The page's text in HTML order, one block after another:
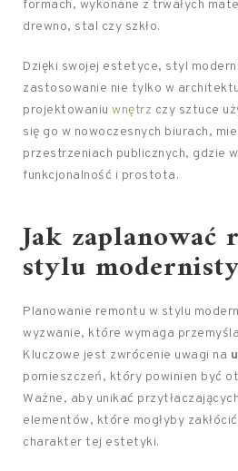
formach, wykonane z trwałych
drewno, stal czy szkło.
Dzięki swojej estetyce, styl
zastosowanie nie tylko w
projektowaniu wnętrz czy sztuce
się go w nowoczesnych biurach,
przestrzeniach publicznych, gdzie
funkcjonalność i prostota.
Jak zaplanować
stylu
Planowanie remontu w stylu
wyzwanie, które wymaga
Kluczowe jest zwrócenie uwagi na
pomieszczeń, który powinien być
Ważne, aby unikać
elementów, które mogłyby
charakter tej estetyki.